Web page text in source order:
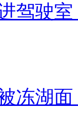
驾驶
冻湖